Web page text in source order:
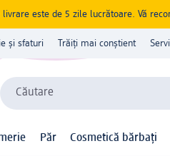
este de 5 zile lucrătoare. Vă
și sfaturi Trăiți mai conștient
Căutare
Păr Cosmetică bărbați